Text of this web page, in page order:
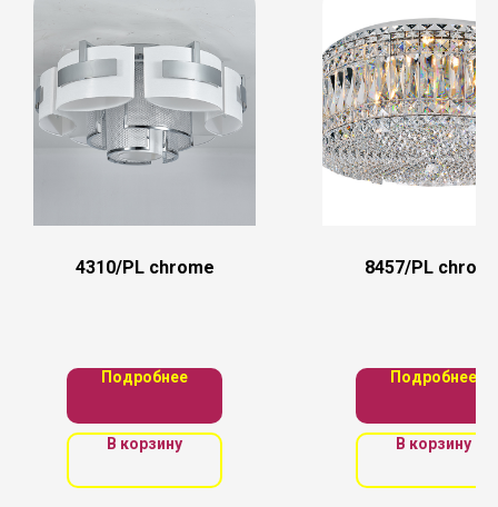
4310/PL chrome
Подробнее
В корзину
8457/PL
Подробнее
В корзину